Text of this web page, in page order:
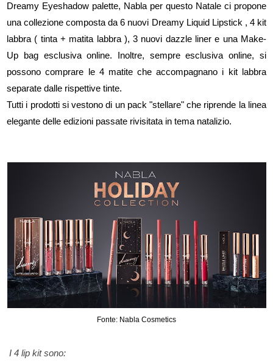
Dreamy Eyeshadow palette, Nabla per questo Natale ci propone
una collezione composta da 6 nuovi Dreamy Liquid Lipstick , 4 kit
labbra ( tinta + matita labbra ), 3 nuovi dazzle liner e una Make-
Up bag esclusiva online. Inoltre, sempre esclusiva online, si
possono comprare le 4 matite che accompagnano i kit labbra
separate dalle rispettive tinte.
Tutti i prodotti si vestono di un pack "stellare" che riprende la linea
elegante delle edizioni passate rivisitata in tema natalizio.
Fonte: Nabla Cosmetics
I 4 lip kit sono: